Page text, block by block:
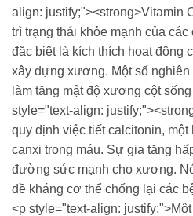
align: justify;"><strong>Vitamin
trì trạng thái khỏe mạnh của
đặc biệt là kích thích hoạt động
xây dựng xương. Một số
làm tăng mật độ xương cột
style="text-align:
quy định việc tiết calcitonin,
canxi trong máu. Sự gia tăng
đường sức mạnh cho xương.
đề kháng cơ thể chống lại các
<p style="text-align: